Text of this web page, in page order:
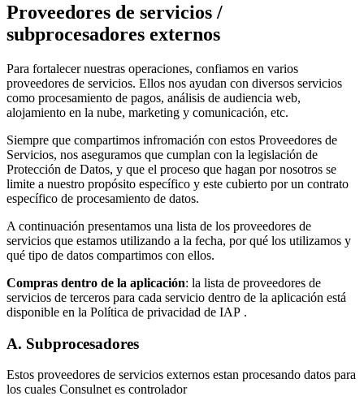
Proveedores de servicios /
subprocesadores externos
Para fortalecer nuestras operaciones, confiamos en varios
proveedores de servicios. Ellos nos ayudan con diversos servicios
como procesamiento de pagos, análisis de audiencia web,
alojamiento en la nube, marketing y comunicación, etc.
Siempre que compartimos infromación con estos Proveedores de
Servicios, nos aseguramos que cumplan con la legislación de
Protección de Datos, y que el proceso que hagan por nosotros se
limite a nuestro propósito específico y este cubierto por un contrato
específico de procesamiento de datos.
A continuación presentamos una lista de los proveedores de
servicios que estamos utilizando a la fecha, por qué los utilizamos y
qué tipo de datos compartimos con ellos.
Compras dentro de la aplicación: la lista de proveedores de
servicios de terceros para cada servicio dentro de la aplicación está
disponible en la Política de privacidad de IAP .
A. Subprocesadores
Estos proveedores de servicios externos estan procesando datos para
los cuales Consulnet es controlador